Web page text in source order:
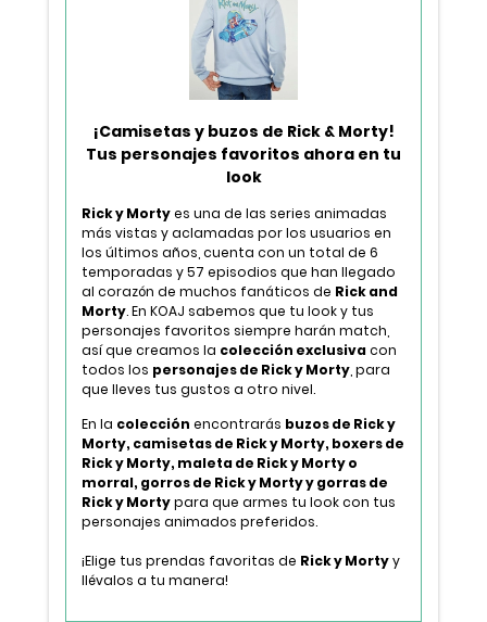
¡Camisetas y buzos de Rick & Morty!
Tus personajes favoritos ahora en tu
look
Rick y Mortyes una de las series animadas
más vistas y aclamadas por los usuarios en
los últimos años, cuenta con un total de 6
temporadas y 57 episodios que han llegado
al corazón de muchos fanáticos de Rick and
Morty. En KOAJ sabemos que tu look y tus
personajes favoritos siempre harán match,
así que creamos la colección exclusivacon
todos los personajes de Rick y Morty , para
que lleves tus gustos a otro nivel.
En la colección encontrarás buzos de Rick y
Morty, camisetas de Rick y Morty, boxers de
Rick y Morty, maleta de Rick y Morty o
morral, gorros de Rick y Morty y gorras de
Rick y Mortypara que armes tu look con tus
personajes animados preferidos.
¡Elige tus prendas favoritas de Rick y Mortyy
llévalos a tu manera!